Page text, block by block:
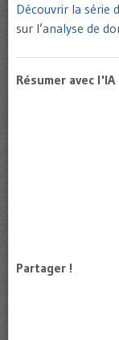
Découvrir la série
sur l’analyse de
Résumer avec l'IA
Partager !